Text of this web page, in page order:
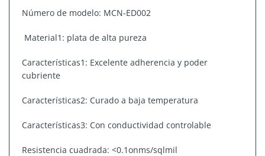
Número de modelo: MCN-ED002
Material1: plata de alta pureza
Características1: Excelente adherencia y poder
cubriente
Características2: Curado a baja temperatura
Características3: Con conductividad controlable
Resistencia cuadrada: <0.1onms/sqlmil